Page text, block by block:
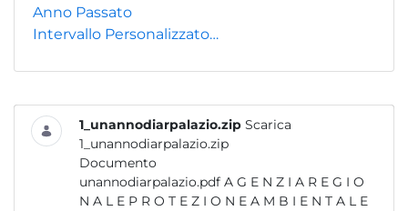
Anno Passato
Intervallo Personalizzato…
1_unannodiarpalazio.zip Scarica
1_unannodiarpalazio.zip
Documento
unannodiarpalazio.pdf A G E N Z I A R E G I O
N A L E P R O T E Z I O N E A M B I E N T A L E